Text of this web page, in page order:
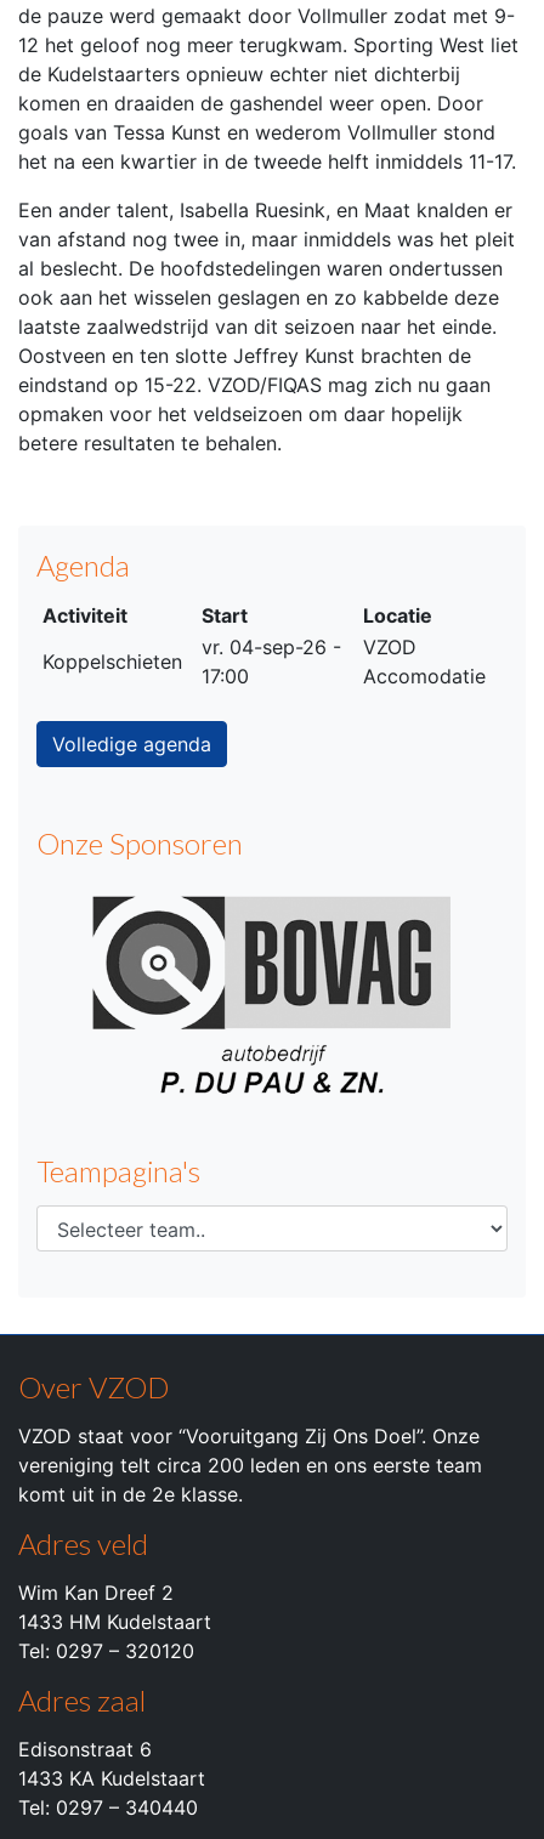
de pauze werd gemaakt door Vollmuller zodat met 9-
12 het geloof nog meer terugkwam. Sporting West liet
de Kudelstaarters opnieuw echter niet dichterbij
komen en draaiden de gashendel weer open. Door
goals van Tessa Kunst en wederom Vollmuller stond
het na een kwartier in de tweede helft inmiddels 11-17.
Een ander talent, Isabella Ruesink, en Maat knalden er
van afstand nog twee in, maar inmiddels was het pleit
al beslecht. De hoofdstedelingen waren ondertussen
ook aan het wisselen geslagen en zo kabbelde deze
laatste zaalwedstrijd van dit seizoen naar het einde.
Oostveen en ten slotte Jeffrey Kunst brachten de
eindstand op 15-22. VZOD/FIQAS mag zich nu gaan
opmaken voor het veldseizoen om daar hopelijk
betere resultaten te behalen.
Agenda
Activiteit Start
Locatie
Koppelschieten
vr. 04-sep-26 -
17:00
VZOD
Accomodatie
Volledige agenda
Onze Sponsoren
Teampagina's
Over VZOD
VZOD staat voor “Vooruitgang Zij Ons Doel”. Onze
vereniging telt circa 200 leden en ons eerste team
komt uit in de 2e klasse.
Adres veld
Wim Kan Dreef 2
1433 HM Kudelstaart
Tel: 0297 – 320120
Adres zaal
Edisonstraat 6
1433 KA Kudelstaart
Tel: 0297 – 340440